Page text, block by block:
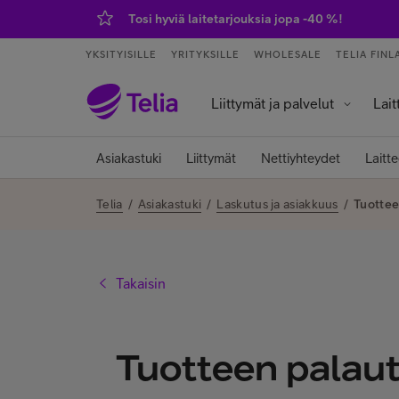
Tosi hyviä laitetarjouksia jopa -40 %!
YKSITYISILLE YRITYKSILLE WHOLESALE TELIA
Liittymät ja palvelut
Asiakastuki Liittymät Nettiyhteydet
Telia / Asiakastuki / Laskutus ja asiakkuus /
Takaisin
Tuotteen